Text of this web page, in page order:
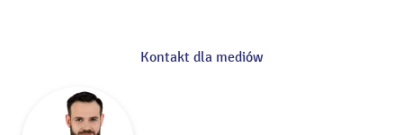
Kontakt dla mediów